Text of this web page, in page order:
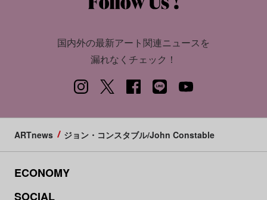
国内外の最新アート関連ニュースを
漏れなくチェック！
ARTnews ジョン・コンスタブル/John Constable
ECONOMY
SOCIAL